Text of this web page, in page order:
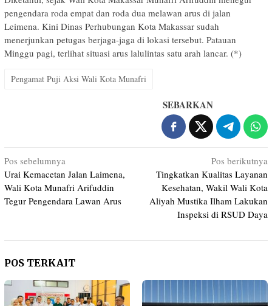
pengendara roda empat dan roda dua melawan arus di jalan
Leimena. Kini Dinas Perhubungan Kota Makassar sudah
menerjunkan petugas berjaga-jaga di lokasi tersebut. Patauan
Minggu pagi, terlihat situasi arus lalulintas satu arah lancar. (*)
Pengamat Puji Aksi Wali Kota Munafri
SEBARKAN
Navigasi
pos
Pos sebelumnya
Urai Kemacetan Jalan Laimena,
Wali Kota Munafri Arifuddin
Tegur Pengendara Lawan Arus
Pos berikutnya
Tingkatkan Kualitas Layanan
Kesehatan, Wakil Wali Kota
Aliyah Mustika Ilham Lakukan
Inspeksi di RSUD Daya
POS TERKAIT